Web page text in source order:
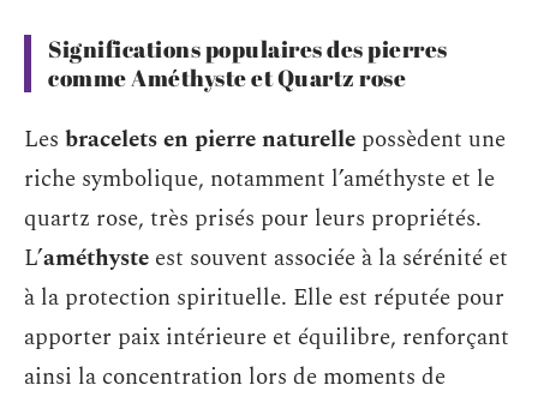
Significations populaires des pierres
comme Améthyste et Quartz rose
Les bracelets en pierre naturelle possèdent une
riche symbolique, notamment l’améthyste et le
quartz rose, très prisés pour leurs propriétés.
L’améthyste est souvent associée à la sérénité et
à la protection spirituelle. Elle est réputée pour
apporter paix intérieure et équilibre, renforçant
ainsi la concentration lors de moments de